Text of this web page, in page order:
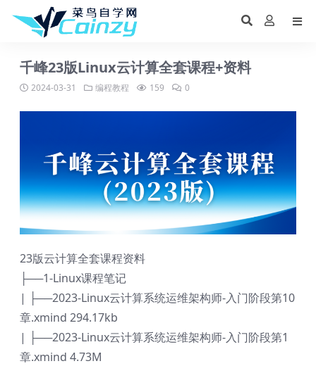
千峰23版Linux云计算全套课程+资料
2024-03-31 编程教程 159 0
23版云计算全套课程资料
├──1-Linux课程笔记
| ├──2023-Linux云计算系统运维架构师-入门阶段第10
章.xmind 294.17kb
| ├──2023-Linux云计算系统运维架构师-入门阶段第1
章.xmind 4.73M